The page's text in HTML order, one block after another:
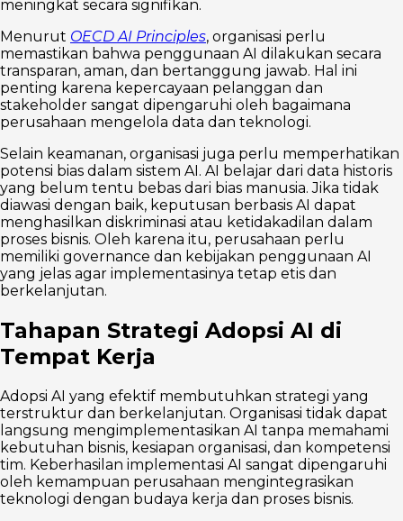
meningkat secara signifikan.
Menurut OECD AI Principles, organisasi perlu
memastikan bahwa penggunaan AI dilakukan secara
transparan, aman, dan bertanggung jawab. Hal ini
penting karena kepercayaan pelanggan dan
stakeholder sangat dipengaruhi oleh bagaimana
perusahaan mengelola data dan teknologi.
Selain keamanan, organisasi juga perlu memperhatikan
potensi bias dalam sistem AI. AI belajar dari data historis
yang belum tentu bebas dari bias manusia. Jika tidak
diawasi dengan baik, keputusan berbasis AI dapat
menghasilkan diskriminasi atau ketidakadilan dalam
proses bisnis. Oleh karena itu, perusahaan perlu
memiliki governance dan kebijakan penggunaan AI
yang jelas agar implementasinya tetap etis dan
berkelanjutan.
Tahapan Strategi Adopsi AI di
Tempat Kerja
Adopsi AI yang efektif membutuhkan strategi yang
terstruktur dan berkelanjutan. Organisasi tidak dapat
langsung mengimplementasikan AI tanpa memahami
kebutuhan bisnis, kesiapan organisasi, dan kompetensi
tim. Keberhasilan implementasi AI sangat dipengaruhi
oleh kemampuan perusahaan mengintegrasikan
teknologi dengan budaya kerja dan proses bisnis.